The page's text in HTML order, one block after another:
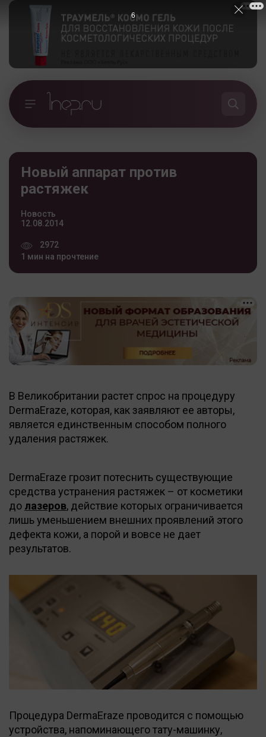
Новый аппарат против
растяжек
Новость
12.08.2014
2972
1 мин на прочтение
В Великобритании растет спрос на процедуру
DermaEraze, которая, как заявляют ее авторы,
является единственным способом полного
удаления растяжек.
DermaEraze грозит потеснить существующие
средства устранения растяжек – от косметики
до лазеров, действие которых ограничивается
лишь уменьшением внешних проявлений этого
дефекта кожи, а порой и вовсе не дает
результатов.
Процедура DermaEraze проводится с помощью
устройства, напоминающего тату-машинку,
5